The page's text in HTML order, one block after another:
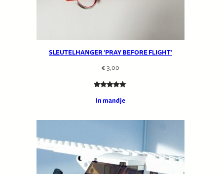
SLEUTELHANGER ‘PRAY BEFORE FLIGHT’
€3,00
5.00op 5
In mandje